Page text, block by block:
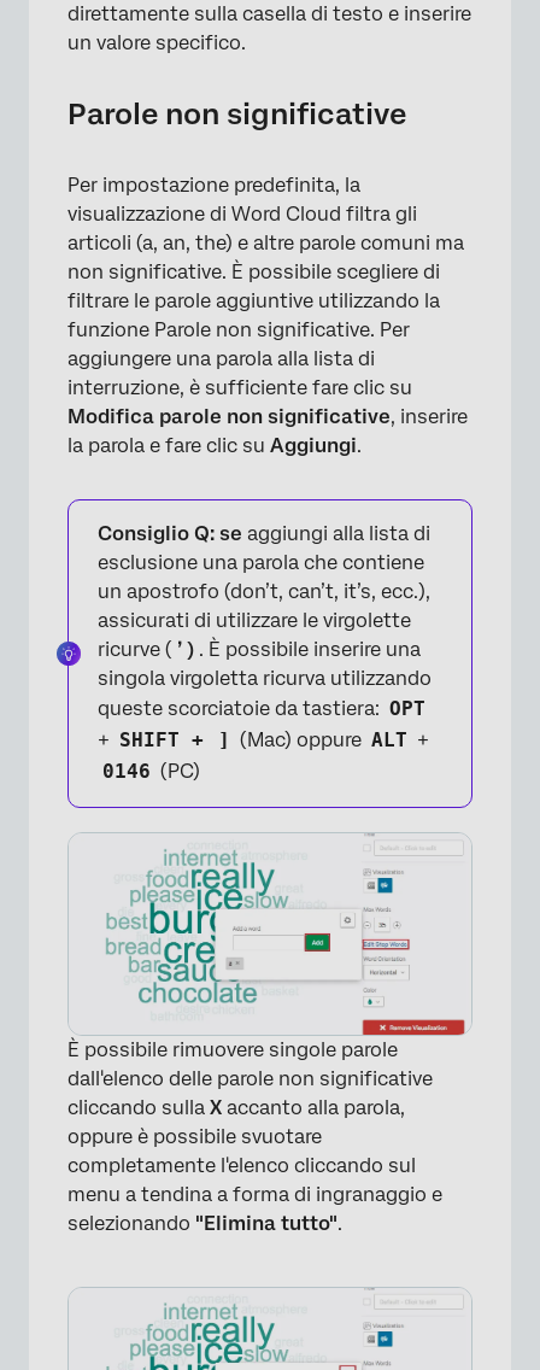
×
direttamente sulla casella di testo e inserire
un valore specifico.
Parole non significative
Per impostazione predefinita, la
visualizzazione di Word Cloud filtra gli
articoli (a, an, the) e altre parole comuni ma
non significative. È possibile scegliere di
filtrare le parole aggiuntive utilizzando la
funzione Parole non significative. Per
aggiungere una parola alla lista di
interruzione, è sufficiente fare clic su
Modifica parole non significative, inserire
la parola e fare clic su Aggiungi.
Consiglio Q: se aggiungi alla lista di
esclusione una parola che contiene
un apostrofo (don’t, can’t, it’s, ecc.),
assicurati di utilizzare le virgolette
ricurve ( ’ ) . È possibile inserire una
singola virgoletta ricurva utilizzando
queste scorciatoie da tastiera: OPT
+ SHIFT + ] (Mac) oppure ALT +
0146 (PC)
È possibile rimuovere singole parole
dall'elenco delle parole non significative
cliccando sulla X accanto alla parola,
oppure è possibile svuotare
completamente l'elenco cliccando sul
menu a tendina a forma di ingranaggio e
selezionando "Elimina tutto".